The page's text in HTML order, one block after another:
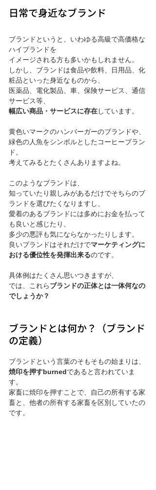
日常で身近なブランド
ブランドというと、いわゆる高級で高価格な
ハイブランドを
イメージされる方も多いかもしれません。
しかし、ブランドは食品や飲料、日用品、化
粧品といった身近なものから、
医薬品、電化製品、車、保険サービス、通信
サービス等、
幅広い商品・サービスに存在しています。
黄色いマークのハンバーガーのブランドや、
緑色の人魚をシンボルとしたコーヒーブラン
ド。
考えてみるとたくさんありますよね。
このようなブランドは、
知っていたり親しみがあるだけでそちらのブ
ランドを選びたくなりますし、
愛着のあるブランドには多めにお金を払って
も良いと感じたり、
多少の悪評も気にならなかったりします。
良いブランドはそれだけでマーケティングに
おける優位性を発揮出来るのです。
具体例はたくさん思いつきますが、
では、これらブランドの正体とは一体何なの
でしょうか？
ブランドとは何か？（ブランド
の定義）
ブランドという言葉のそもそもの始まりは、
焼印を押すburnedであると言われていま
す。
家畜に焼印を押すことで、自己の所有する家
畜と、他者の所有する家畜を区別していたの
です。